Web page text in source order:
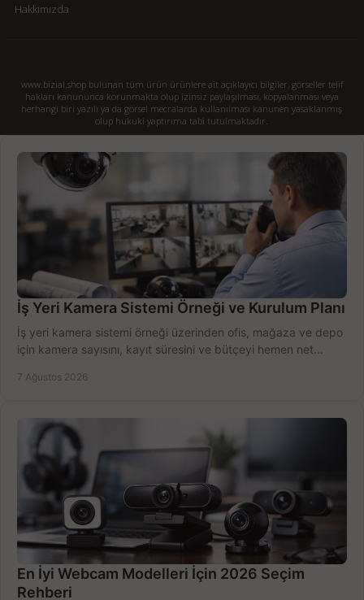
Hakkımızda
www.bizial.shop bulunan tüm ürün ürünlere ait açıklayıcı bilgiler, görseller telif
hakları kanununca korunmakta olup izinsiz paylaşılması, kopyalanması veya
herhangi biri yazılı ya da görsel mecralarda kullanılması kanunen yasaklanmış
olup hukuki yaptırıma tabi tutulmaktadır.
İş Yeri Kamera Sistemi Örneği ve Kurulum Planı
İş yeri kamera sistemi örneği üzerinden ofis, mağaza ve depo
için kamera sayısını, kayıt süresini ve bütçeyi hemen net
7 Ağustos 2026
En İyi Webcam Modelleri İçin 2026 Seçim
Rehberi